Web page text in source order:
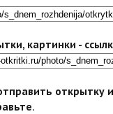
картинки -
открытку